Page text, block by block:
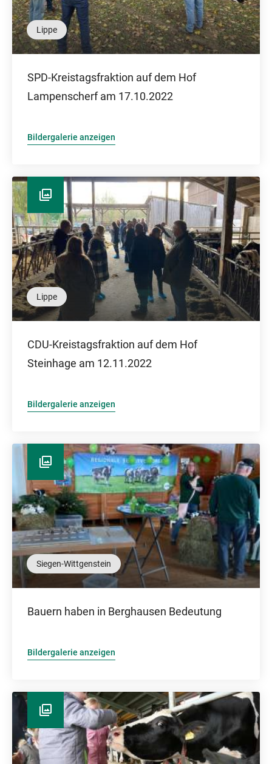
Lippe
SPD-Kreistagsfraktion auf dem Hof
Lampenscherf am 17.10.2022
Bildergalerie anzeigen
Lippe
CDU-Kreistagsfraktion auf dem Hof
Steinhage am 12.11.2022
Bildergalerie anzeigen
Siegen-Wittgenstein
Bauern haben in Berghausen Bedeutung
Bildergalerie anzeigen